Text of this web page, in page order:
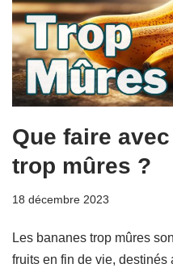
Que faire
trop mûres ?
18 décembre 2023
Les bananes trop mûres
fruits en fin de vie, destinés